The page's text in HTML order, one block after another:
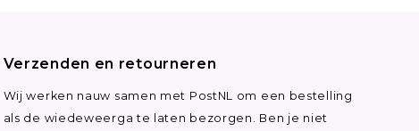
Verzenden en retourneren
Wij werken nauw samen met PostNL om een bestelling
als de wiedeweerga te laten bezorgen. Ben je niet